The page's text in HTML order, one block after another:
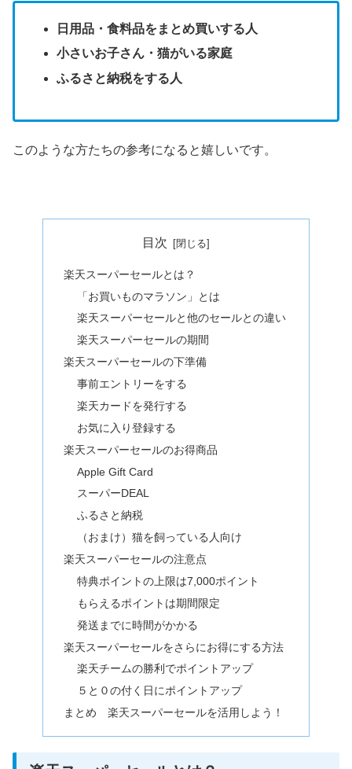
日用品・食料品をまとめ買いする人
小さいお子さん・猫がいる家庭
ふるさと納税をする人
このような方たちの参考になると嬉しいです。
目次
楽天スーパーセールとは？
「お買いものマラソン」とは
楽天スーパーセールと他のセールとの違い
楽天スーパーセールの期間
楽天スーパーセールの下準備
事前エントリーをする
楽天カードを発行する
お気に入り登録する
楽天スーパーセールのお得商品
Apple Gift Card
スーパーDEAL
ふるさと納税
（おまけ）猫を飼っている人向け
楽天スーパーセールの注意点
特典ポイントの上限は7,000ポイント
もらえるポイントは期間限定
発送までに時間がかかる
楽天スーパーセールをさらにお得にする方法
楽天チームの勝利でポイントアップ
５と０の付く日にポイントアップ
まとめ 楽天スーパーセールを活用しよう！